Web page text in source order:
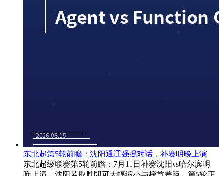
东北超第5轮前瞻：沈阳通辽强强对话，补赛明晚上演
东北超级联赛第5轮前瞻：7月11日补赛沈阳vs哈尔滨明
晚上演，沈阳若取胜即可大幅缩小与榜首差距。第5轮正